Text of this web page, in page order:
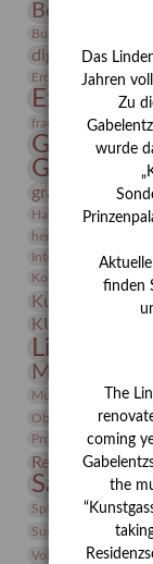
Bernhard
Burg Posterstein
digitallabor
Erdmann Julius
frauen Frauen
Gerhard-
Gerhard
grafische
Hanns-Conon von
herman de vries
Integriertes
Kolosseum
Kunstmuseum
KUNSTWAND
Lindenau-
Museumspädagogik
Objekt im Fokus
Provenienz
Restaurierung
Sammlung
Sphinx
studio
Suermondt-Ludwig-
Volontariat
Walter
Das
Jahren
Zu
wurde
finden
The
coming
the